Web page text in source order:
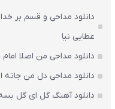
دانلود مداحی و قسم بر
عطایی نیا
دانلود مداحی من اصلا
دانلود مداحی دل من جاته
دانلود آهنگ گل ای گل